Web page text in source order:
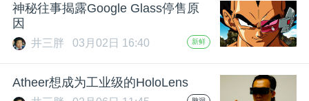
神秘往事揭露Google Glass停售原
因
井三胖 03月02日 16:40 新鲜
Atheer想成为工业级的HoloLens